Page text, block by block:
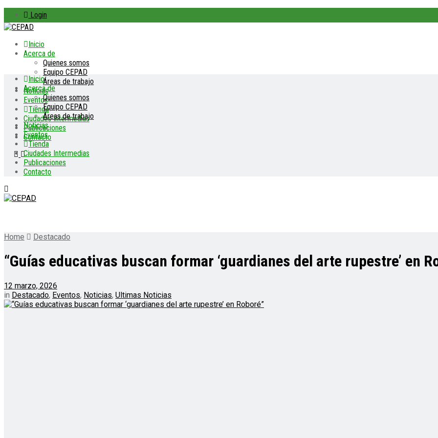
Login
Inicio
Acerca de
Quienes somos
Equipo CEPAD
Áreas de trabajo
Noticias
Eventos
Tienda
Ciudades Intermedias
Publicaciones
Contacto
Inicio
Acerca de
Quienes somos
Equipo CEPAD
Áreas de trabajo
Noticias
Eventos
Tienda
Ciudades Intermedias
Publicaciones
Contacto
Home Destacado
“Guías educativas buscan formar ‘guardianes del arte rupestre’ en
12 marzo, 2026
in Destacado, Eventos, Noticias, Ultimas Noticias